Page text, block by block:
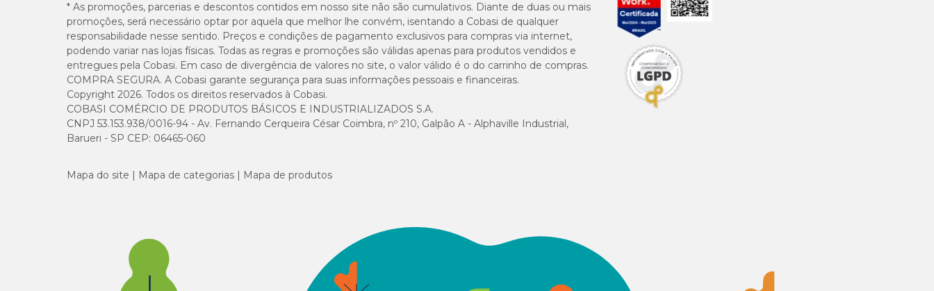
* As promoções, parcerias e descontos contidos em nosso site não são cumulativos. Diante de duas ou mais
promoções, será necessário optar por aquela que melhor lhe convém, isentando a Cobasi de qualquer
responsabilidade nesse sentido. Preços e condições de pagamento exclusivos para compras via internet,
podendo variar nas lojas físicas. Todas as regras e promoções são válidas apenas para produtos vendidos e
entregues pela Cobasi. Em caso de divergência de valores no site, o valor válido é o do carrinho de compras.
COMPRA SEGURA. A Cobasi garante segurança para suas informações pessoais e financeiras.
Copyright 2026. Todos os direitos reservados à Cobasi.
COBASI COMÉRCIO DE PRODUTOS BÁSICOS E INDUSTRIALIZADOS S.A.
CNPJ 53.153.938/0016-94 - Av. Fernando Cerqueira César Coimbra, nº 210, Galpão A - Alphaville Industrial,
Barueri - SP CEP: 06465-060
Mapa do site Mapa de categorias Mapa de produtos